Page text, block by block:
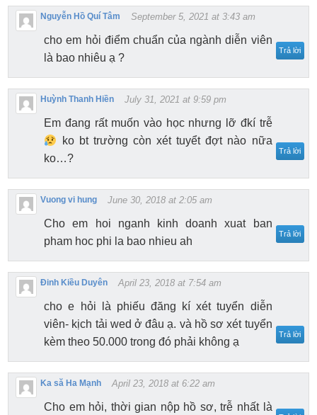
Nguyễn Hồ Quí Tâm September 5, 2021 at 3:43 am
cho em hỏi điểm chuẩn của ngành diễn viên
là bao nhiêu ạ ?
Trả lời
Huỳnh Thanh Hiền July 31, 2021 at 9:59 pm
Em đang rất muốn vào học nhưng lỡ đkí trễ
ko bt trường còn xét tuyểt đợt nào nữa
ko…?
Trả lời
Vuong vi hung June 30, 2018 at 2:05 am
Cho em hoi nganh kinh doanh xuat ban
pham hoc phi la bao nhieu ah
Trả lời
Đinh Kiều Duyên April 23, 2018 at 7:54 am
cho e hỏi là phiếu đăng kí xét tuyển diễn
viên- kịch tải wed ở đâu ạ. và hồ sơ xét tuyển
kèm theo 50.000 trong đó phải không ạ
Trả lời
Ka să Ha Mạnh April 23, 2018 at 6:22 am
Cho em hỏi, thời gian nộp hồ sơ, trễ nhất là